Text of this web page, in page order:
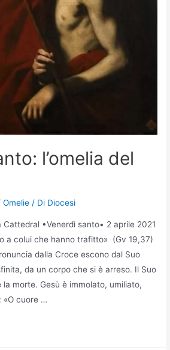
l’omelia del
Omelie / Di Diocesi
Cattedral •Venerdì santo• 2 aprile 2021
a colui che hanno trafitto» (Gv 19,37)
dalla Croce escono dal Suo
da un corpo che si è arreso. Il Suo
la morte. Gesù è immolato, umiliato,
«O cuore …